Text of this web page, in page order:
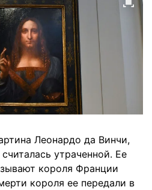
Леонардо да Винчи,
утраченной. Ее
короля Франции
короля ее передали в